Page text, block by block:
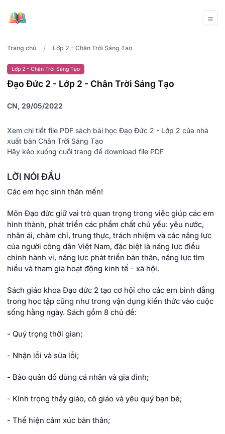
Trang chủ / Lớp 2 - Chân Trời Sáng Tạo
Lớp 2 - Chân Trời Sáng Tạo
Đạo Đức 2 - Lớp 2 - Chân Trời Sáng Tạo
CN, 29/05/2022
Xem chi tiết file PDF sách bài học Đạo Đức 2 - Lớp 2 của nhà
xuất bản Chân Trời Sáng Tạo
Hãy kéo xuống cuối trang để download file PDF
LỜI NÓI ĐẦU
Các em học sinh thân mến!
Môn Đạo đức giữ vai trò quan trọng trong việc giúp các em
hình thành, phát triển các phẩm chất chủ yếu: yêu nước,
nhân ái, chăm chỉ, trung thực, trách nhiệm và các năng lực
của người công dân Việt Nam, đặc biệt là năng lực điều
chỉnh hành vi, năng lực phát triển bản thân, năng lực tìm
hiểu và tham gia hoạt động kinh tế - xã hội.
Sách giáo khoa Đạo đức 2 tạo cơ hội cho các em bình đẳng
trong học tập cũng như trong vận dụng kiến thức vào cuộc
sống hằng ngày. Sách gồm 8 chủ đề:
- Quý trọng thời gian;
- Nhận lỗi và sửa lỗi;
- Bảo quản đồ dùng cá nhân và gia đình;
- Kính trọng thầy giáo, cô giáo và yêu quý bạn bè;
- Thể hiện cảm xúc bản thân;